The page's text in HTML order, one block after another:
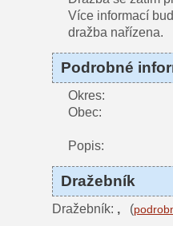
Více informací
dražba nařízena.
Podrobné
Okres:
Obec:
Popis:
Dražebník
Dražebník: , (